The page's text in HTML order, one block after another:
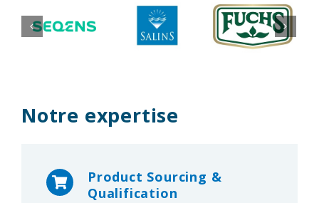
Notre expertise
Product Sourcing &
Qualification